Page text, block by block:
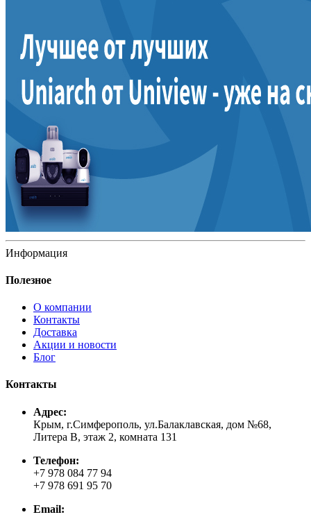
Информация
Полезное
О компании
Контакты
Доставка
Акции и новости
Блог
Контакты
Адрес:
Крым, г.Симферополь, ул.Балаклавская, дом №68,
Литера В, этаж 2, комната 131
Телефон:
+7 978 084 77 94
+7 978 691 95 70
Email: